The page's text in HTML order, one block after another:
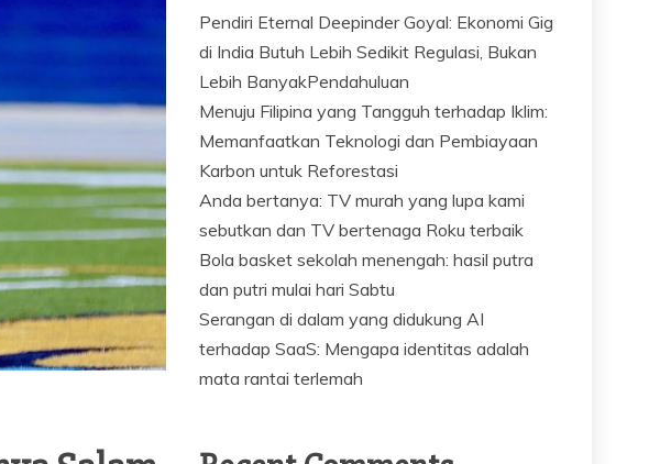
Pendiri Eternal Deepinder Goyal: Ekonomi Gig
di India Butuh Lebih Sedikit Regulasi, Bukan
Lebih BanyakPendahuluan
Menuju Filipina yang Tangguh terhadap Iklim:
Memanfaatkan Teknologi dan Pembiayaan
Karbon untuk Reforestasi
Anda bertanya: TV murah yang lupa kami
sebutkan dan TV bertenaga Roku terbaik
Bola basket sekolah menengah: hasil putra
dan putri mulai hari Sabtu
Serangan di dalam yang didukung AI
terhadap SaaS: Mengapa identitas adalah
mata rantai terlemah